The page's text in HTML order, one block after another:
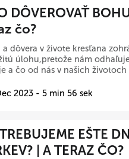
DÔVEROVAŤ
čo?
a dôvera v živote kresťana
úlohu,pretože nám
a čo od nás v našich životoch
2023 - 5 min 56 sek
EŠTE
| A TERAZ ČO?